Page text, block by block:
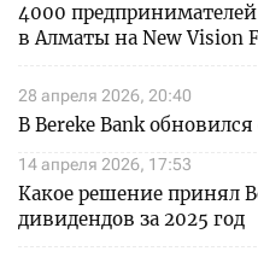
4000 предпринимателей
в Алматы на New Vision
28 апреля 2026, 20:40
В Bereke Bank
14 апреля 2026, 17:53
Какое решение принял
дивидендов за 2025 год